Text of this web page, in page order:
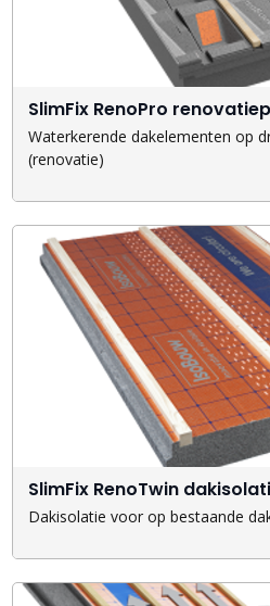
SlimFix RenoPro
Waterkerende dakelementen op
(renovatie)
SlimFix RenoTwin
Dakisolatie voor op bestaande